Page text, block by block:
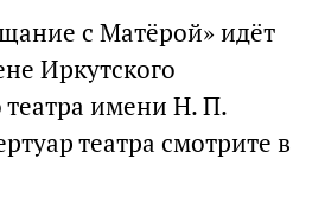
с Матёрой» идёт
Иркутского
театра имени Н. П.
театра смотрите в